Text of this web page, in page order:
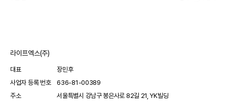
라이프엑스(주)
대표
장민후
사업자 등록 번호
636-81-00389
주소
서울특별시 강남구 봉은사로 82길 21, YK빌딩